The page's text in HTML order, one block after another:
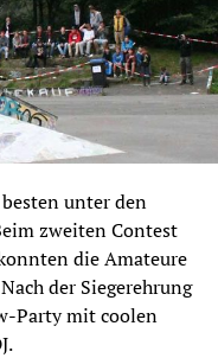
unter den
zweiten Contest
die Amateure
der Siegerehrung
Party mit coolen